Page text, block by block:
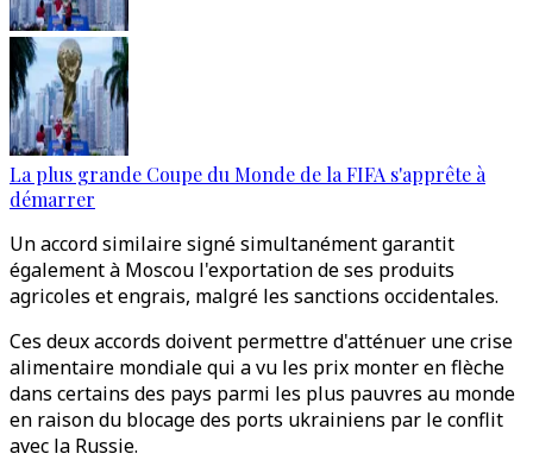
La plus grande Coupe du Monde de la FIFA s'apprête à
démarrer
Un accord similaire signé simultanément garantit
également à Moscou l'exportation de ses produits
agricoles et engrais, malgré les sanctions occidentales.
Ces deux accords doivent permettre d'atténuer une crise
alimentaire mondiale qui a vu les prix monter en flèche
dans certains des pays parmi les plus pauvres au monde
en raison du blocage des ports ukrainiens par le conflit
avec la Russie.